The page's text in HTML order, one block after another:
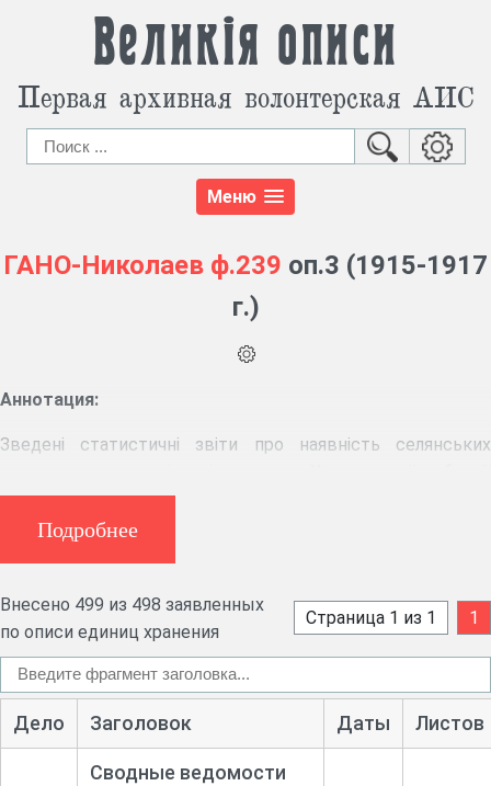
Великія описи
Первая архивная волонтерская АИС
Меню
ГАНО-Николаев ф.239 оп.3 (1915-1917
г.)
Аннотация:
Зведені статистичні звіти про наявність селянських
згідно з переписом 1916 року.
Картки суцільного перепису селянських господарств
сільськогосподарських культур.
Подробнее
Внесено 499 из 498 заявленных
по описи единиц хранения
Страница 1 из 1 1
Дело Заголовок Даты Листов
Сводные ведомости